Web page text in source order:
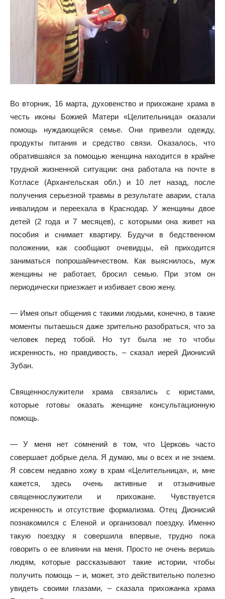
Во вторник, 16 марта, духовенство и прихожане храма в
честь иконы Божией Матери «Целительница» оказали
помощь нуждающейся семье. Они привезли одежду,
продукты питания и средство связи. Оказалось, что
обратившаяся за помощью женщина находится в крайне
трудной жизненной ситуации: она работала на почте в
Котласе (Архангельская обл.) и 10 лет назад, после
получения серьезной травмы в результате аварии, стала
инвалидом и переехала в Краснодар. У женщины двое
детей (2 года и 7 месяцев), с которыми она живет на
пособия и снимает квартиру. Будучи в бедственном
положении, как сообщают очевидцы, ей приходится
заниматься попрошайничеством. Как выяснилось, муж
женщины не работает, бросил семью. При этом он
периодически приезжает и избивает свою жену.
— Имея опыт общения с такими людьми, конечно, в такие
моменты пытаешься даже зрительно разобраться, что за
человек перед тобой. Но тут была не то чтобы
искренность, но правдивость, – сказал иерей Дионисий
Зубан.
Священнослужители храма связались с юристами,
которые готовы оказать женщине консультационную
помощь.
— У меня нет сомнений в том, что Церковь часто
совершает добрые дела. Я думаю, мы о всех и не знаем.
Я совсем недавно хожу в храм «Целительница», и, мне
кажется, здесь очень активные и отзывчивые
священнослужители и прихожане. Чувствуется
искренность и отсутствие формализма. Отец Дионисий
познакомился с Еленой и организовал поездку. Именно
такую поездку я совершила впервые, трудно пока
говорить о ее влиянии на меня. Просто не очень веришь
людям, которые рассказывают такие истории, чтобы
получить помощь – и, может, это действительно полезно
увидеть своими глазами, – сказала прихожанка храма